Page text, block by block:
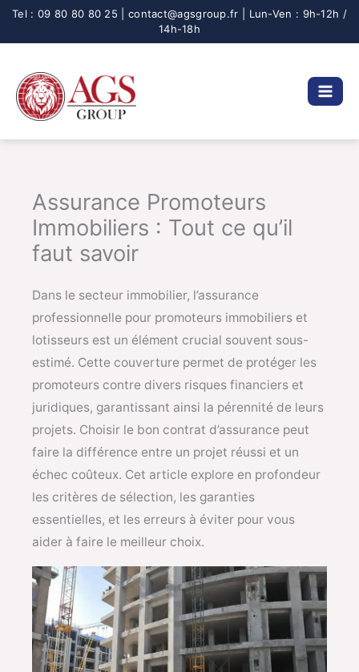
Aller
Assurance Promoteurs
Immobiliers : Tout ce qu’il
faut savoir
Dans le secteur immobilier, l’assurance
professionnelle pour promoteurs immobiliers et
lotisseurs est un élément crucial souvent sous-
estimé. Cette couverture permet de protéger les
promoteurs contre divers risques financiers et
juridiques, garantissant ainsi la pérennité de leurs
projets. Choisir le bon contrat d’assurance peut
faire la différence entre un projet réussi et un
échec coûteux. Cet article explore en profondeur
les critères de sélection, les garanties
essentielles, et les erreurs à éviter pour vous
aider à faire le meilleur choix.